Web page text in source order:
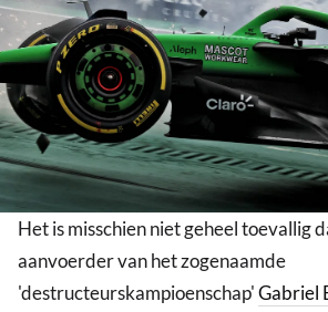
Het is misschien niet geheel toevallig
aanvoerder van het zogenaamde
'destructeurskampioenschap'Gabriel